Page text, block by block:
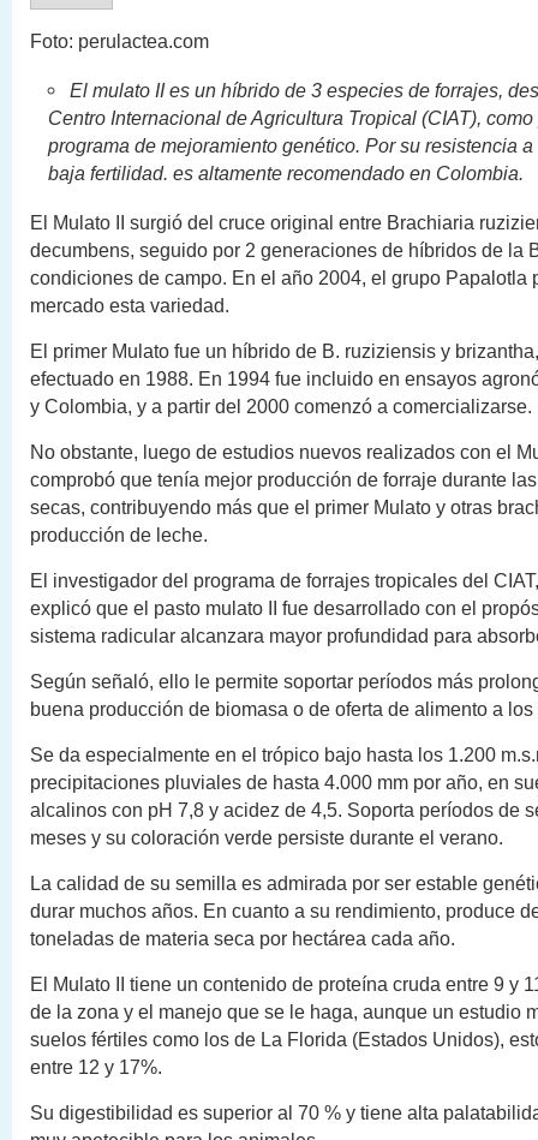
Foto: perulactea.com
El mulato II es un híbrido de 3 especies de forrajes,
Centro Internacional de Agricultura Tropical (CIAT),
programa de mejoramiento genético. Por su resistencia
baja fertilidad. es altamente recomendado en Colombia.
El Mulato II surgió del cruce original entre Brachiaria
decumbens, seguido por 2 generaciones de híbridos de la
condiciones de campo. En el año 2004, el grupo Papalotla
mercado esta variedad.
El primer Mulato fue un híbrido de B. ruziziensis y
efectuado en 1988. En 1994 fue incluido en ensayos
y Colombia, y a partir del 2000 comenzó a comercializarse.
No obstante, luego de estudios nuevos realizados con el
comprobó que tenía mejor producción de forraje durante
secas, contribuyendo más que el primer Mulato y otras
producción de leche.
El investigador del programa de forrajes tropicales del
explicó que el pasto mulato II fue desarrollado con el
sistema radicular alcanzara mayor profundidad para
Según señaló, ello le permite soportar períodos más
buena producción de biomasa o de oferta de alimento a
Se da especialmente en el trópico bajo hasta los 1.200
precipitaciones pluviales de hasta 4.000 mm por año, en
alcalinos con pH 7,8 y acidez de 4,5. Soporta períodos de
meses y su coloración verde persiste durante el verano.
La calidad de su semilla es admirada por ser estable
durar muchos años. En cuanto a su rendimiento, produce
toneladas de materia seca por hectárea cada año.
El Mulato II tiene un contenido de proteína cruda entre 9 y
de la zona y el manejo que se le haga, aunque un estudio
suelos fértiles como los de La Florida (Estados Unidos),
entre 12 y 17%.
Su digestibilidad es superior al 70 % y tiene alta